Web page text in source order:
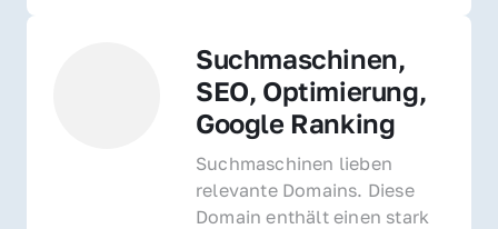
Suchmaschinen,
SEO, Optimierung,
Google Ranking
Suchmaschinen lieben
relevante Domains. Diese
Domain enthält einen stark